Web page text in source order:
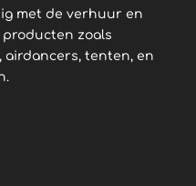
met de verhuur en
zoals
airdancers, tenten, en